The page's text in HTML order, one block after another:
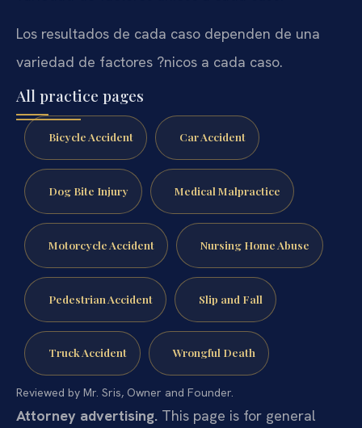
Los resultados de cada caso dependen de una
variedad de factores ?nicos a cada caso.
All practice pages
Bicycle Accident Car Accident
Dog Bite Injury Medical Malpractice
Motorcycle Accident Nursing Home Abuse
Pedestrian Accident Slip and Fall
Truck Accident Wrongful Death
Reviewed by Mr. Sris, Owner and Founder.
Attorney advertising. This page is for general